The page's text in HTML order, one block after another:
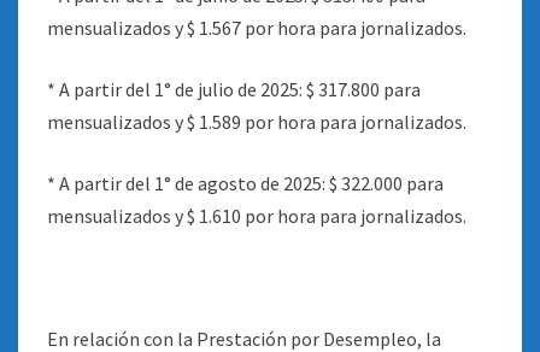
mensualizados y $ 1.567 por hora para jornalizados.
* A partir del 1° de julio de 2025: $ 317.800 para
mensualizados y $ 1.589 por hora para jornalizados.
* A partir del 1° de agosto de 2025: $ 322.000 para
mensualizados y $ 1.610 por hora para jornalizados.
En relación con la Prestación por Desempleo, la